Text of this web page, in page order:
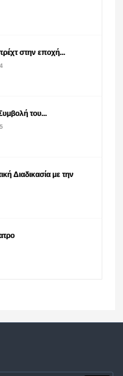
στην εποχή...
του...
Διαδικασία με την